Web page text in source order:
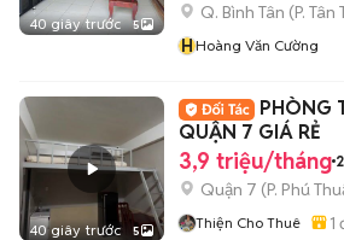
40 giây trước 5
Q. Bình Tân (P. Tân
HHoàng Văn Cường
40 giây trước 5
PHÒNG
QUẬN 7 GIÁ RẺ
3,9 triệu/tháng
Quận 7 (P. Phú
Thiện Cho Thuê 1